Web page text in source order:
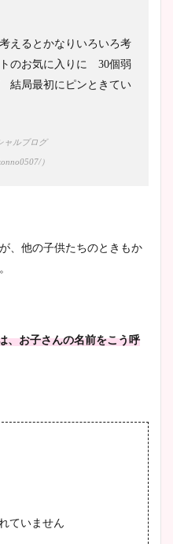
豊島実季アナのカップ画像ま
とめ！美脚や水着姿に年齢も
えるとかなりいろいろ考
のお気に入りに 30個弱
結局最初にピンときてい
ャルブログ
）
、他の子供たちのときもか
、お子さんの名前をこう呼
ていません